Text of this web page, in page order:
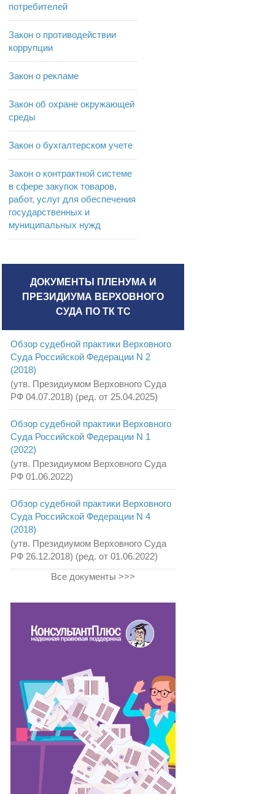
потребителей
Закон о противодействии
коррупции
Закон о рекламе
Закон об охране окружающей
среды
Закон о бухгалтерском учете
Закон о контрактной системе
в сфере закупок товаров,
работ, услуг для обеспечения
государственных и
муниципальных нужд
ДОКУМЕНТЫ ПЛЕНУМА И
ПРЕЗИДИУМА ВЕРХОВНОГО
СУДА ПО ТК ТС
Обзор судебной практики Верховного
Суда Российской Федерации N 2
(2018)
(утв. Президиумом Верховного Суда
РФ 04.07.2018) (ред. от 25.04.2025)
Обзор судебной практики Верховного
Суда Российской Федерации N 1
(2022)
(утв. Президиумом Верховного Суда
РФ 01.06.2022)
Обзор судебной практики Верховного
Суда Российской Федерации N 4
(2018)
(утв. Президиумом Верховного Суда
РФ 26.12.2018) (ред. от 01.06.2022)
Все документы >>>